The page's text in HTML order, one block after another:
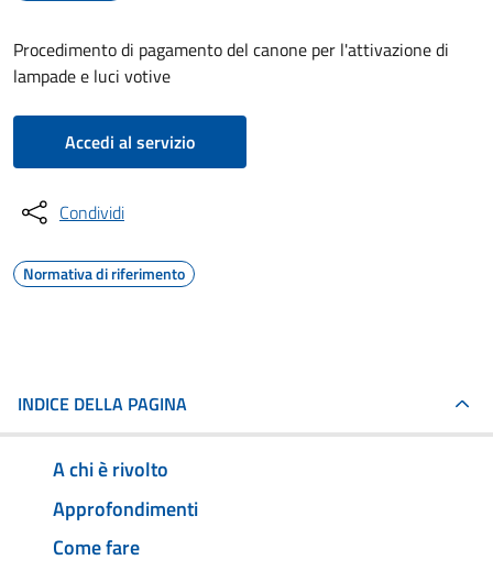
Procedimento di pagamento del canone per l'attivazione di
lampade e luci votive
Accedi al servizio
Condividi
Normativa di riferimento
INDICE DELLA PAGINA
A chi è rivolto
Approfondimenti
Come fare